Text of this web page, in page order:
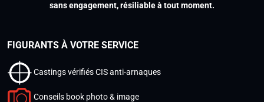
sans engagement, résiliable à tout moment.
FIGURANTS À VOTRE SERVICE
Castings vérifiés CIS anti-arnaques
Conseils book photo & image